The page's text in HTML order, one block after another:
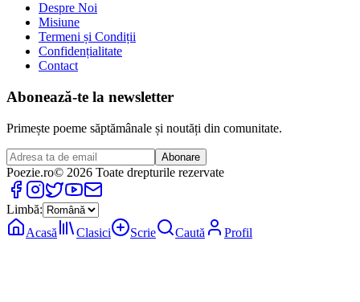
Despre Noi
Misiune
Termeni și Condiții
Confidențialitate
Contact
Abonează-te la newsletter
Primește poeme săptămânale și noutăți din comunitate.
Abonare
Poezie.ro© 2026 Toate drepturile rezervate
Limbă:
Acasă
Clasici Scrie Caută Profil